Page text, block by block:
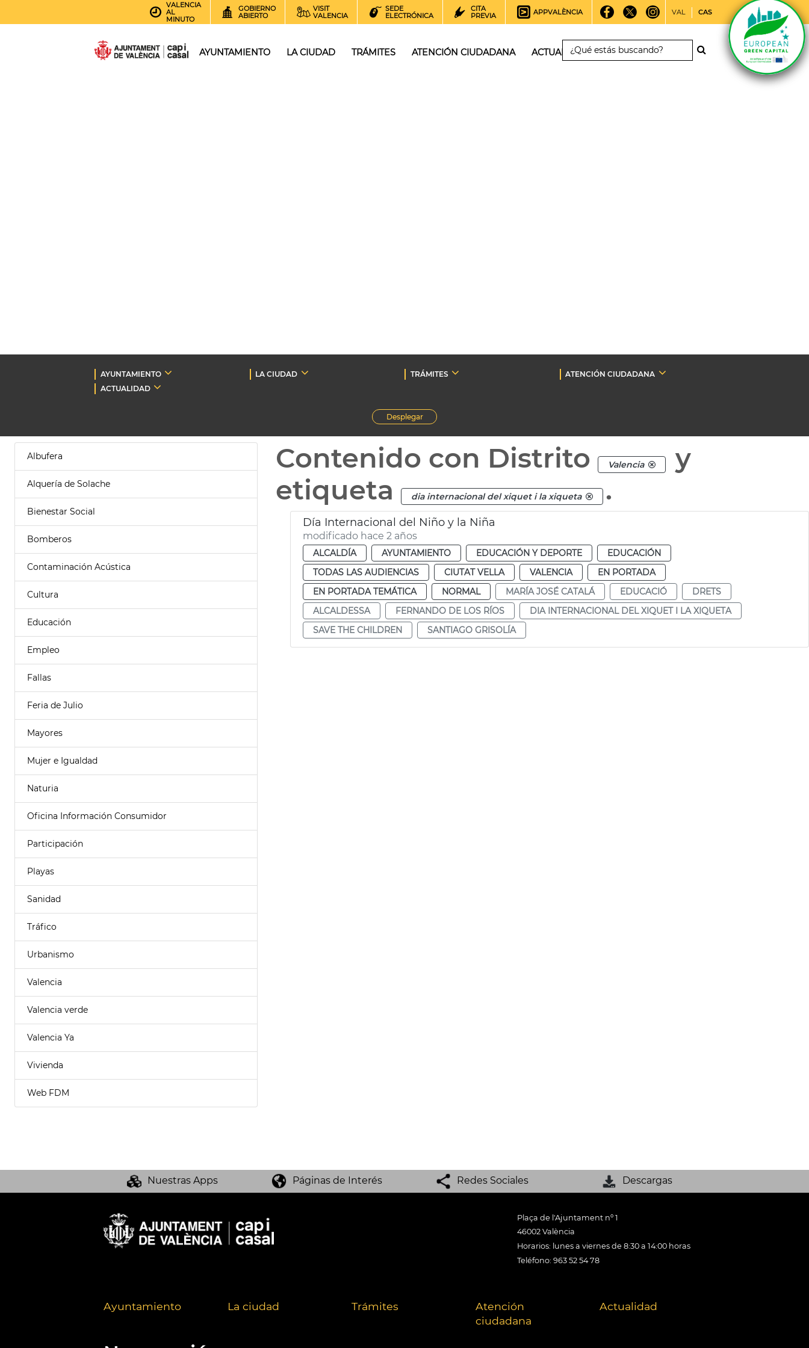
VALENCIA
AL
MINUTO
GOBIERNO
ABIERTO
VISIT
VALENCIA
SEDE
ELECTRÓNICA
CITA
PREVIA
APPVALÈNCIA VAL CAS
AYUNTAMIENTO LA CIUDAD TRÁMITES ATENCIÓN CIUDADANA ACTUALIDAD
AYUNTAMIENTO LA CIUDAD TRÁMITES
ATENCIÓN CIUDADANA
ACTUALIDAD
Desplegar
Albufera
Alquería de Solache
Bienestar Social
Bomberos
Contaminación Acústica
Cultura
Educación
Empleo
Fallas
Feria de Julio
Mayores
Mujer e Igualdad
Naturia
Oficina Información Consumidor
Participación
Playas
Sanidad
Tráfico
Urbanismo
Valencia
Valencia verde
Valencia Ya
Vivienda
Web FDM
Contenido con Distrito Valencia
y
etiqueta
dia internacional del xiquet i la xiqueta .
Día Internacional del Niño y la Niña
modificado hace 2 años
ALCALDÍA AYUNTAMIENTO EDUCACIÓN Y DEPORTE
EDUCACIÓN
TODAS LAS AUDIENCIAS
CIUTAT VELLA VALENCIA
EN PORTADA
EN PORTADA TEMÁTICA
NORMAL MARÍA JOSÉ CATALÁ EDUCACIÓ
DRETS
ALCALDESSA
FERNANDO DE LOS RÍOS
DIA INTERNACIONAL DEL XIQUET I LA XIQUETA
SAVE THE CHILDREN
SANTIAGO GRISOLÍA
Nuestras Apps Páginas de Interés Redes Sociales Descargas
Plaça de l'Ajuntament nº 1
46002 València
Horarios: lunes a viernes de 8:30 a 14:00 horas
Teléfono: 963 52 54 78
Ayuntamiento La ciudad Trámites
Atención
ciudadana
Actualidad